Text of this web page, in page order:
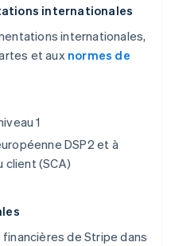
internationales
internationales,
et aux normes de
1
DSP2 et à
(SCA)
de Stripe dans